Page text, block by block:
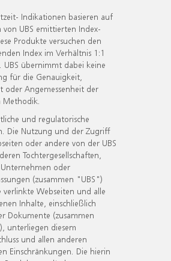
Indikationen basieren auf
UBS emittierten Index-
Produkte versuchen den
Index im Verhältnis 1:1
UBS übernimmt dabei keine
für die Genauigkeit,
oder Angemessenheit der
Methodik.
und regulatorische
Die Nutzung und der Zugriff
oder andere von der UBS
Tochtergesellschaften,
oder
(zusammen "UBS")
verlinkte Webseiten und alle
Inhalte, einschließlich
Dokumente (zusammen
unterliegen diesem
und allen anderen
Einschränkungen. Die hierin